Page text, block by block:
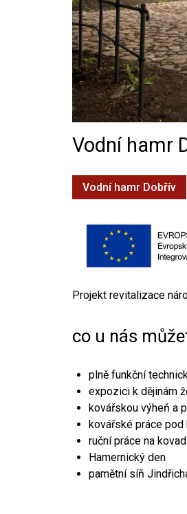
Vodní hamr
Vodní hamr Dobřív
Projekt revitalizace
co u nás
plně funkční
expozici k dějinám
kovářskou výheň a
kovářské práce pod
ruční práce na
Hamernický den
pamětní síň